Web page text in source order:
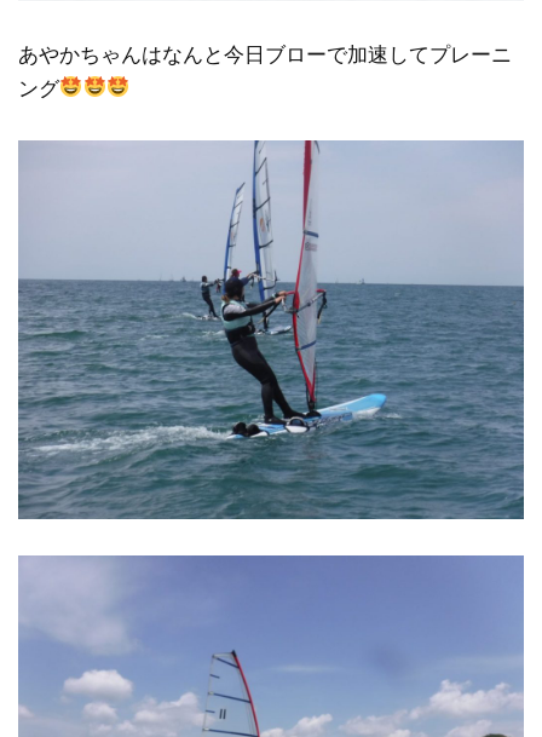
あやかちゃんはなんと今日ブローで加速してプレーニ
ング